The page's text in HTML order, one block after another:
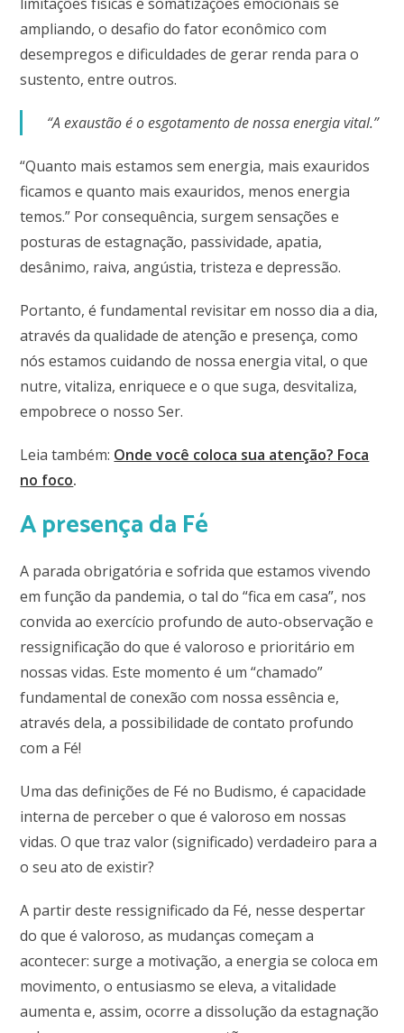
ampliando, o desafio do fator econômico com
desempregos e dificuldades de gerar renda para o
sustento, entre outros.
“A exaustão é o esgotamento de nossa energia vital.”
“Quanto mais estamos sem energia, mais exauridos
ficamos e quanto mais exauridos, menos energia
temos.” Por consequência, surgem sensações e
posturas de estagnação, passividade, apatia,
desânimo, raiva, angústia, tristeza e depressão.
Portanto, é fundamental revisitar em nosso dia a dia,
através da qualidade de atenção e presença, como
nós estamos cuidando de nossa energia vital, o que
nutre, vitaliza, enriquece e o que suga, desvitaliza,
empobrece o nosso Ser.
Leia também: Onde você coloca sua atenção? Foca
no foco.
A presença da Fé
A parada obrigatória e sofrida que estamos vivendo
em função da pandemia, o tal do “fica em casa”, nos
convida ao exercício profundo de auto-observação e
ressignificação do que é valoroso e prioritário em
nossas vidas. Este momento é um “chamado”
fundamental de conexão com nossa essência e,
através dela, a possibilidade de contato profundo
com a Fé!
Uma das definições de Fé no Budismo, é capacidade
interna de perceber o que é valoroso em nossas
vidas. O que traz valor (significado) verdadeiro para a
o seu ato de existir?
A partir deste ressignificado da Fé, nesse despertar
do que é valoroso, as mudanças começam a
acontecer: surge a motivação, a energia se coloca em
movimento, o entusiasmo se eleva, a vitalidade
aumenta e, assim, ocorre a dissolução da estagnação